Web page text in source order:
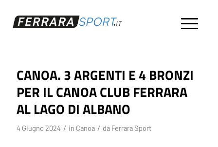
CANOA. 3 ARGENTI E 4 BRONZI
PER IL CANOA CLUB FERRARA
AL LAGO DI ALBANO
4 Giugno 2024 / in Canoa / da Ferrara Sport